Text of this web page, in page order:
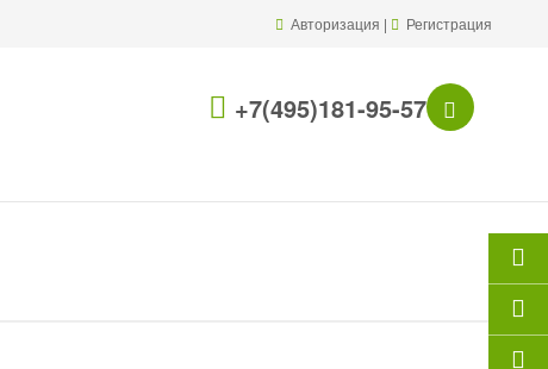
Авторизация | Регистрация
+7(495)181-95-57